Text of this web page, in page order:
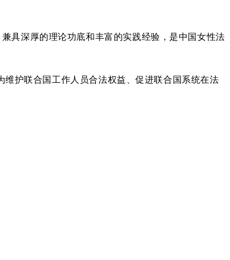
具深厚的理论功底和丰富的实践经验，是中国女性法
护联合国工作人员合法权益、促进联合国系统在法